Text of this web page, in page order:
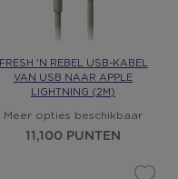
FRESH 'N REBEL USB-KABEL
VAN USB NAAR APPLE
LIGHTNING (2M)
Meer opties beschikbaar
11,100 PUNTEN